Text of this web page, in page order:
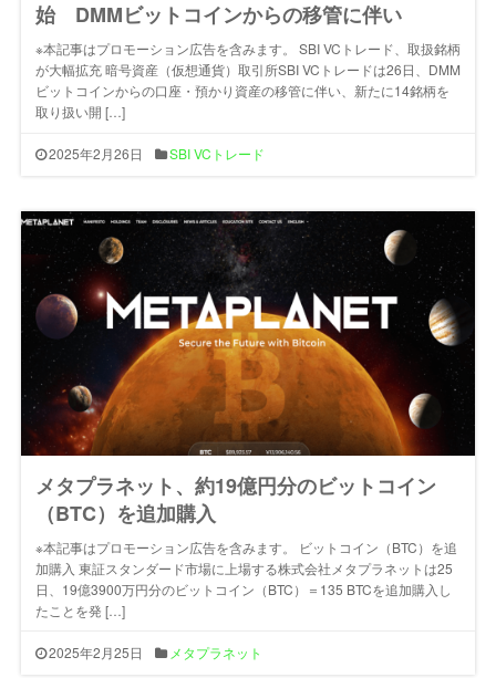
始 DMMビットコインからの移管に伴い
※本記事はプロモーション広告を含みます。 SBI VCトレード、取扱銘柄
が大幅拡充 暗号資産（仮想通貨）取引所SBI VCトレードは26日、DMM
ビットコインからの口座・預かり資産の移管に伴い、新たに14銘柄を
取り扱い開 […]
2025年2月26日 SBI VCトレード
メタプラネット、約19億円分のビットコイン
（BTC）を追加購入
※本記事はプロモーション広告を含みます。 ビットコイン（BTC）を追
加購入 東証スタンダード市場に上場する株式会社メタプラネットは25
日、19億3900万円分のビットコイン（BTC）＝135 BTCを追加購入し
たことを発 […]
2025年2月25日 メタプラネット